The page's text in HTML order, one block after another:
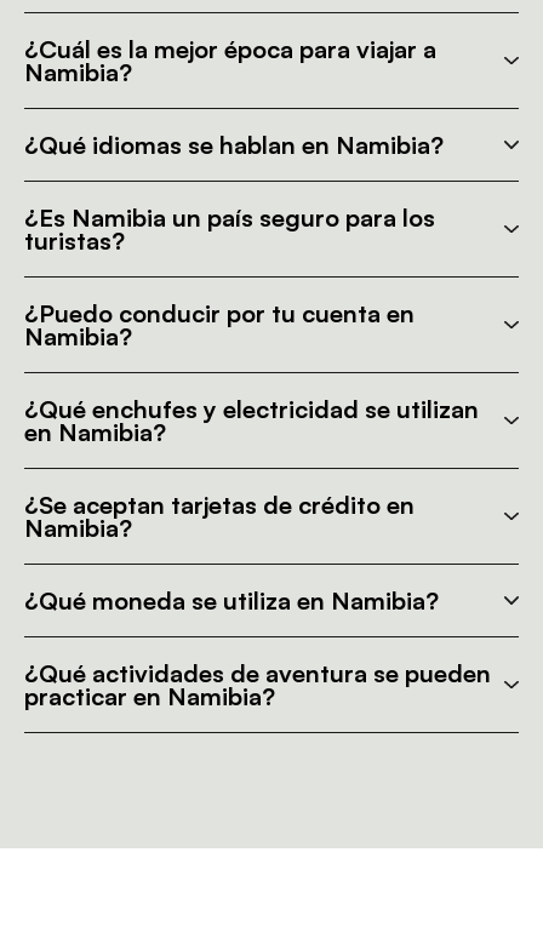
¿Cuál es la mejor época para viajar a
Namibia?
¿Qué idiomas se hablan en Namibia?
¿Es Namibia un país seguro para los
turistas?
¿Puedo conducir por tu cuenta en
Namibia?
¿Qué enchufes y electricidad se utilizan
en Namibia?
¿Se aceptan tarjetas de crédito en
Namibia?
¿Qué moneda se utiliza en Namibia?
¿Qué actividades de aventura se pueden
practicar en Namibia?